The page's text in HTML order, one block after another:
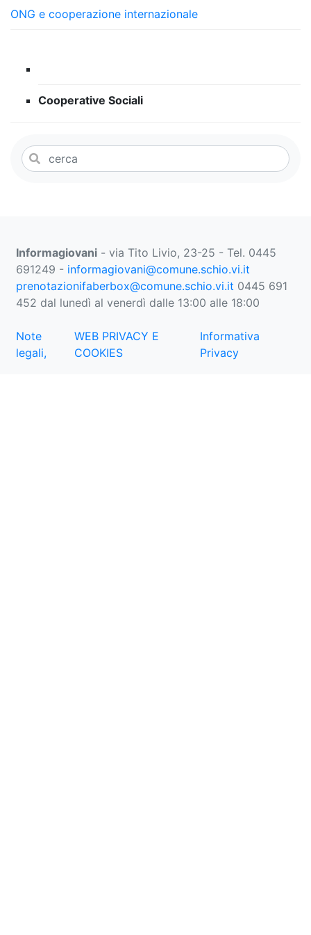
ONG e cooperazione internazionale
Cooperative Sociali
Informagiovani - via Tito Livio, 23-25 - Tel. 0445
691249 - informagiovani@comune.schio.vi.it
prenotazionifaberbox@comune.schio.vi.it 0445 691
452 dal lunedì al venerdì dalle 13:00 alle 18:00
Note
legali,
WEB PRIVACY E
COOKIES
Informativa
Privacy